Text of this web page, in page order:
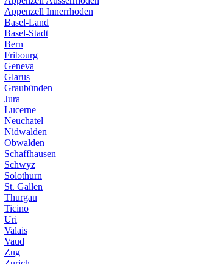
Appenzell Innerrhoden
Basel-Land
Basel-Stadt
Bern
Fribourg
Geneva
Glarus
Graubünden
Jura
Lucerne
Neuchatel
Nidwalden
Obwalden
Schaffhausen
Schwyz
Solothurn
St. Gallen
Thurgau
Ticino
Uri
Valais
Vaud
Zug